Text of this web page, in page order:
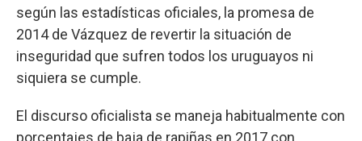
según las estadísticas oficiales, la promesa de
2014 de Vázquez de revertir la situación de
inseguridad que sufren todos los uruguayos ni
siquiera se cumple.
El discurso oficialista se maneja habitualmente con
porcentajes de baja de rapiñas en 2017 con